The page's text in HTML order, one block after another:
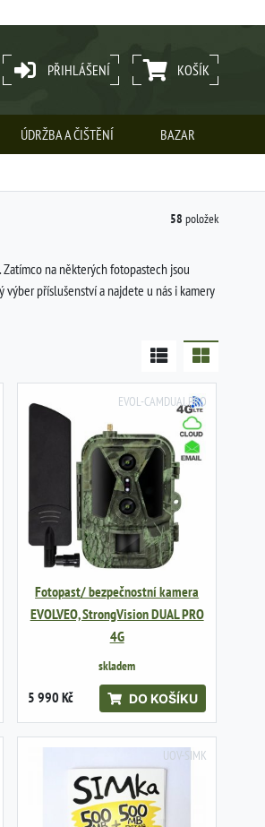
PŘIHLÁŠENÍ KOŠÍK
ÚDRŽBA A ČIŠTĚNÍ BAZAR
58 položek
na některých fotopastech jsou
příslušenství a najdete u nás i kamery
EVOL-CAMDUALPRO
Fotopast/ bezpečnostní kamera
EVOLVEO, StrongVision DUAL PRO
4G
skladem
5 990 Kč DO KOŠÍKU
UOV-SIMK